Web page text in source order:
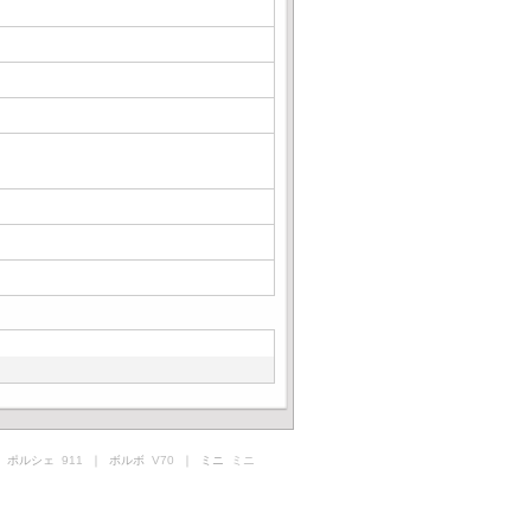
ポルシェ 911 ｜ ボルボ V70 ｜ ミニ ミニ